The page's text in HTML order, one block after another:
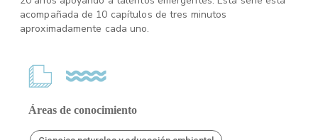
acompañada de 10 capítulos de tres minutos
aproximadamente cada uno.
Áreas de conocimiento